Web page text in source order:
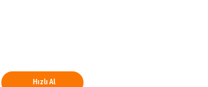
Hızlı Al